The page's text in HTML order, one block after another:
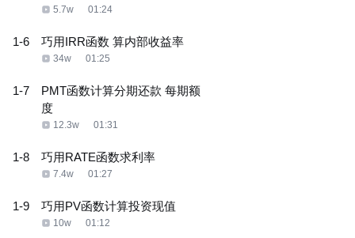
5.7w 01:24
1-6 巧用IRR函数 算内部收益率
34w 01:25
1-7
PMT函数计算分期还款 每期额
度
12.3w 01:31
1-8 巧用RATE函数求利率
7.4w 01:27
1-9 巧用PV函数计算投资现值
10w 01:12